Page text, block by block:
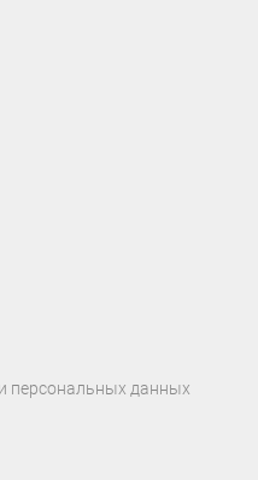
персональных данных